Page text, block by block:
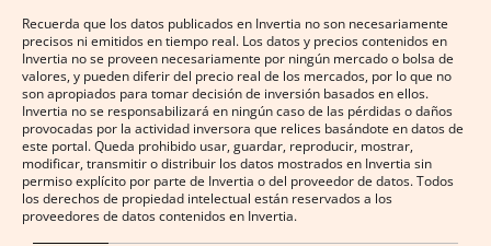
Recuerda que los datos publicados en Invertia no son necesariamente
precisos ni emitidos en tiempo real. Los datos y precios contenidos en
Invertia no se proveen necesariamente por ningún mercado o bolsa de
valores, y pueden diferir del precio real de los mercados, por lo que no
son apropiados para tomar decisión de inversión basados en ellos.
Invertia no se responsabilizará en ningún caso de las pérdidas o daños
provocadas por la actividad inversora que relices basándote en datos de
este portal. Queda prohibido usar, guardar, reproducir, mostrar,
modificar, transmitir o distribuir los datos mostrados en Invertia sin
permiso explícito por parte de Invertia o del proveedor de datos. Todos
los derechos de propiedad intelectual están reservados a los
proveedores de datos contenidos en Invertia.